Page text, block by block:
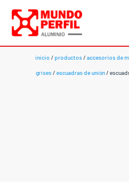
contenido
inicio /productos/accesorios de
grises/escuadras de unión/